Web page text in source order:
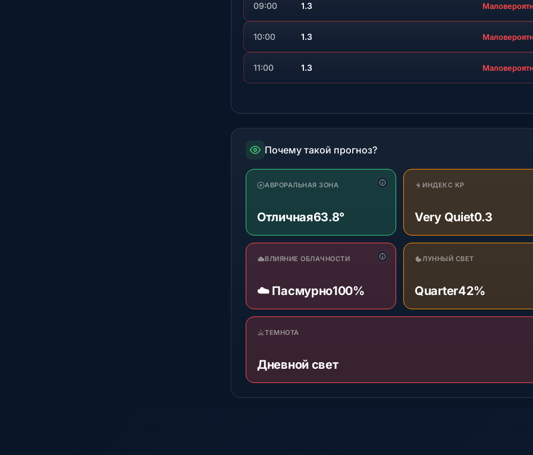
09:00 1.3
10:00 1.3
11:00 1.3
Почему такой прогноз?
АВРОРАЛЬНАЯ ЗОНА
Отличная63.8°
ИНДЕКС KP
Very Quiet0.3
ВЛИЯНИЕ ОБЛАЧНОСТИ
☁️ Пасмурно100%
ЛУННЫЙ СВЕТ
Quarter42%
ТЕМНОТА
Дневной свет